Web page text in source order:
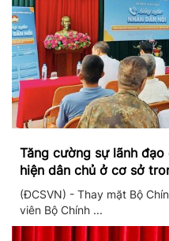
Tăng cường sự lãnh
hiện dân chủ ở cơ sở
(ĐCSVN) - Thay mặt Bộ
viên Bộ Chính ...